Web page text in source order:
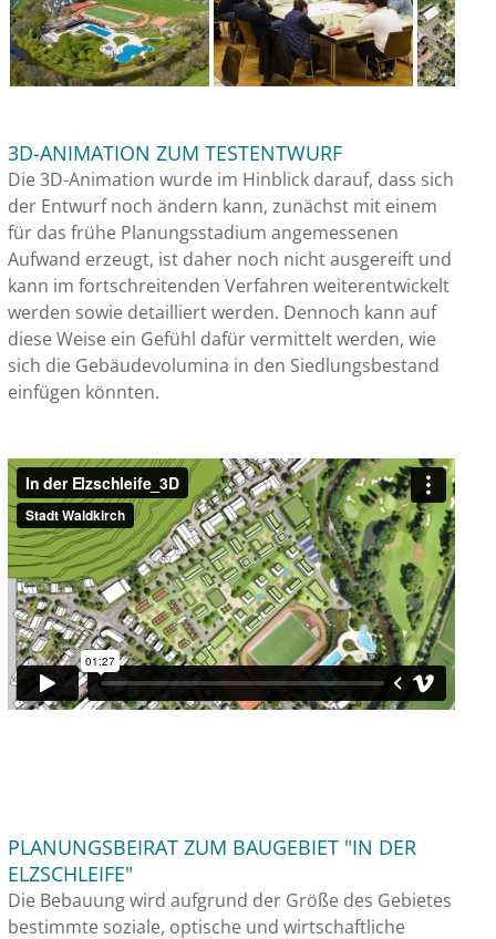
3D-ANIMATION ZUM TESTENTWURF
Die 3D-Animation wurde im Hinblick darauf, dass sich
der Entwurf noch ändern kann, zunächst mit einem
für das frühe Planungsstadium angemessenen
Aufwand erzeugt, ist daher noch nicht ausgereift und
kann im fortschreitenden Verfahren weiterentwickelt
werden sowie detailliert werden. Dennoch kann auf
diese Weise ein Gefühl dafür vermittelt werden, wie
sich die Gebäudevolumina in den Siedlungsbestand
einfügen könnten.
PLANUNGSBEIRAT ZUM BAUGEBIET "IN DER
ELZSCHLEIFE"
Die Bebauung wird aufgrund der Größe des Gebietes
bestimmte soziale, optische und wirtschaftliche